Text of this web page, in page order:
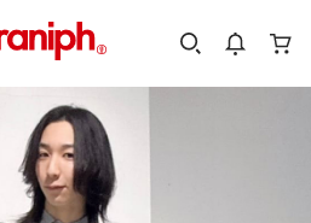
KIDS